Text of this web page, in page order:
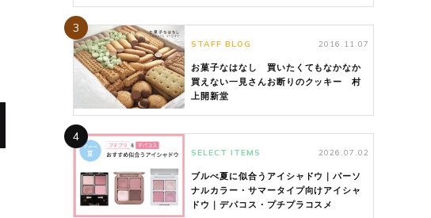
3
STAFF BLOG 2016.11.07
お菓子なはなし 買いたくてもなかなか
買えない一見さんお断りのクッキー 村
上開新堂
4
SELECT ITEMS 2026.07.02
ブルべ夏に似合うアイシャドウ｜パーソ
ナルカラー・サマータイプ向けアイシャ
ドウ｜デパコス・プチプラコスメ